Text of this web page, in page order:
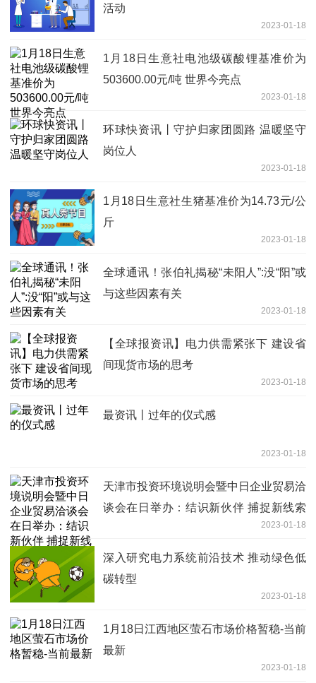
活动
2023-01-18
1月18日生意社电池级碳酸锂基准价为
503600.00元/吨 世界今亮点
2023-01-18
环球快资讯丨守护归家团圆路 温暖坚守
岗位人
2023-01-18
1月18日生意社生猪基准价为14.73元/公
斤
2023-01-18
全球通讯！张伯礼揭秘“未阳人”:没“阳”或
与这些因素有关
2023-01-18
【全球报资讯】电力供需紧张下 建设省
间现货市场的思考
2023-01-18
最资讯丨过年的仪式感
2023-01-18
天津市投资环境说明会暨中日企业贸易洽
谈会在日举办：结识新伙伴 捕捉新线索
2023-01-18
深入研究电力系统前沿技术 推动绿色低
碳转型
2023-01-18
1月18日江西地区萤石市场价格暂稳-当前
最新
2023-01-18